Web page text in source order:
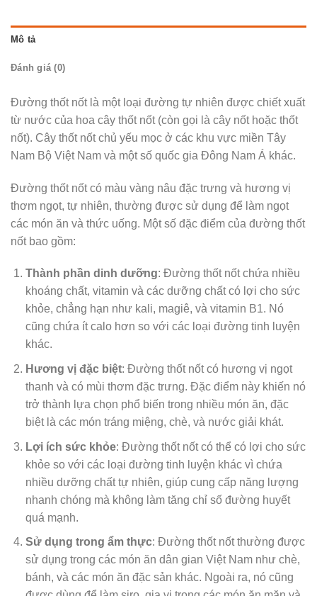
Mô tả
Đánh giá (0)
Đường thốt nốt là một loại đường tự nhiên được chiết xuất
từ nước của hoa cây thốt nốt (còn gọi là cây nốt hoặc thốt
nốt). Cây thốt nốt chủ yếu mọc ở các khu vực miền Tây
Nam Bộ Việt Nam và một số quốc gia Đông Nam Á khác.
Đường thốt nốt có màu vàng nâu đặc trưng và hương vị
thơm ngọt, tự nhiên, thường được sử dụng để làm ngọt
các món ăn và thức uống. Một số đặc điểm của đường thốt
nốt bao gồm:
Thành phần dinh dưỡng: Đường thốt nốt chứa nhiều
khoáng chất, vitamin và các dưỡng chất có lợi cho sức
khỏe, chẳng hạn như kali, magiê, và vitamin B1. Nó
cũng chứa ít calo hơn so với các loại đường tinh luyện
khác.
Hương vị đặc biệt: Đường thốt nốt có hương vị ngọt
thanh và có mùi thơm đặc trưng. Đặc điểm này khiến nó
trở thành lựa chọn phổ biến trong nhiều món ăn, đặc
biệt là các món tráng miệng, chè, và nước giải khát.
Lợi ích sức khỏe: Đường thốt nốt có thể có lợi cho sức
khỏe so với các loại đường tinh luyện khác vì chứa
nhiều dưỡng chất tự nhiên, giúp cung cấp năng lượng
nhanh chóng mà không làm tăng chỉ số đường huyết
quá mạnh.
Sử dụng trong ẩm thực: Đường thốt nốt thường được
sử dụng trong các món ăn dân gian Việt Nam như chè,
bánh, và các món ăn đặc sản khác. Ngoài ra, nó cũng